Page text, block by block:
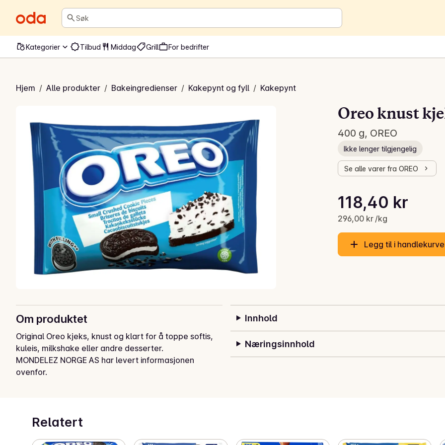
Søk
Kategorier Tilbud Middag Grill For bedrifter
Hjem / Alle produkter / Bakeingredienser / Kakepynt og fyll / Kakepynt
knust kjeks
Oreo knust
400 g, OREO
Ikke lenger tilgjengelig
Se alle varer fra OREO
Gjeldende pris er: 118,40 kr
118,40 kr
296,00 kr /kg
Stykkpris: 296,00 kr /kg
Legg til i
Om produktet
Original Oreo kjeks, knust og klart for å toppe softis,
kuleis, milkshake eller andre desserter.
MONDELEZ NORGE AS har levert informasjonen
ovenfor.
Innhold
Næringsinnhold
Relatert